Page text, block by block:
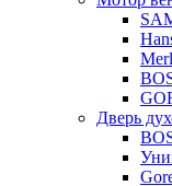
Дверь